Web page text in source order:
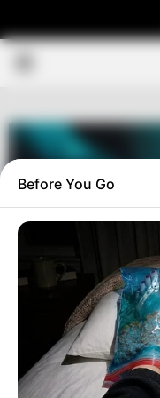
MENU
Before You Go